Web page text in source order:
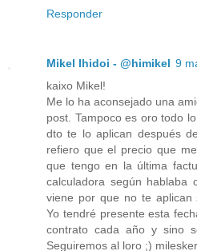
Responder
Mikel Ihidoi - @himikel 9
kaixo Mikel!
Me lo ha aconsejado una
post. Tampoco es oro todo
dto te lo aplican después
refiero que el precio que
que tengo en la última
calculadora según hablaba
viene por que no te aplican
Yo tendré presente esta
contrato cada año y sino
Seguiremos al loro ;)